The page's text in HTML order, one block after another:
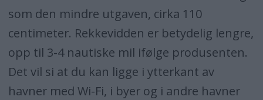
som den mindre utgaven, cirka 110
centimeter. Rekkevidden er betydelig lengre,
opp til 3-4 nautiske mil ifølge produsenten.
Det vil si at du kan ligge i ytterkant av
havner med Wi-Fi, i byer og i andre havner